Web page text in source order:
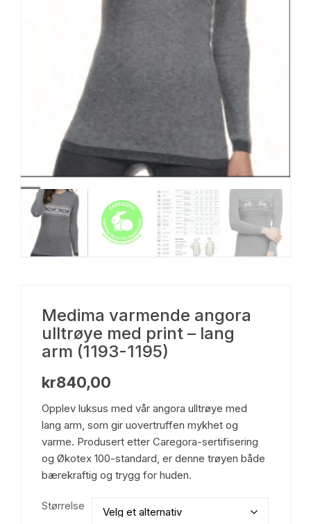
Medima varmende angora
ulltrøye med print – lang
arm (1193-1195)
kr840,00
Opplev luksus med vår angora ulltrøye med
lang arm, som gir uovertruffen mykhet og
varme. Produsert etter Caregora-sertifisering
og Økotex 100-standard, er denne trøyen både
bærekraftig og trygg for huden.
Størrelse